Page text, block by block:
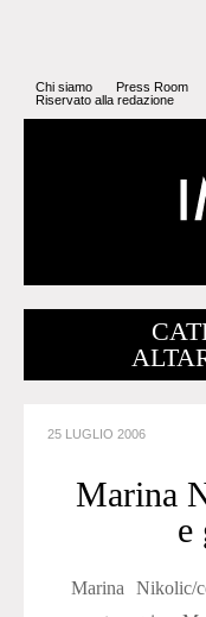
Chi siamo Press Room
Riservato alla redazione
25 LUGLIO 2006
Marina
e
Marina Nikolic/